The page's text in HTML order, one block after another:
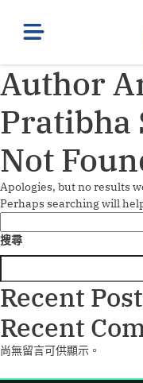
Author
Pratibha
Not
Apologies, but no results
Perhaps searching will
尋
關
字:
搜尋
Recent
Recent
尚無留言可供顯示。